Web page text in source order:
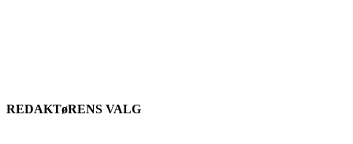
REDAKTøRENS VALG